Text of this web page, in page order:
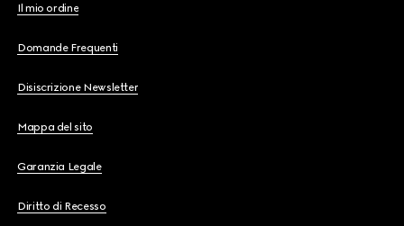
Il mio ordine
Domande Frequenti
Disiscrizione Newsletter
Mappa del sito
Garanzia Legale
Diritto di Recesso